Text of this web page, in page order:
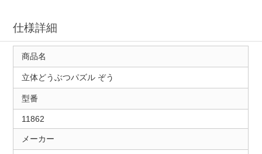
仕様詳細
商品名
立体どうぶつパズル ぞう
型番
11862
メーカー